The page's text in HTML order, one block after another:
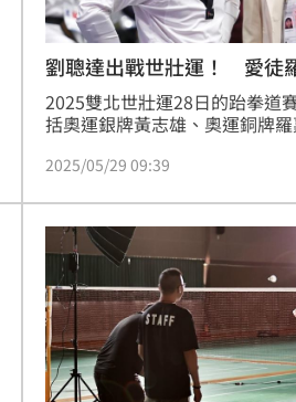
劉聰達出戰世壯運！ 愛徒
2025雙北世壯運28日的跆拳道
括奧運銀牌黃志雄、奧運銅牌
還用了教練生涯首次挑戰，可惜
己，第2回合棄賽無緣金牌。
2025/05/29 09:39